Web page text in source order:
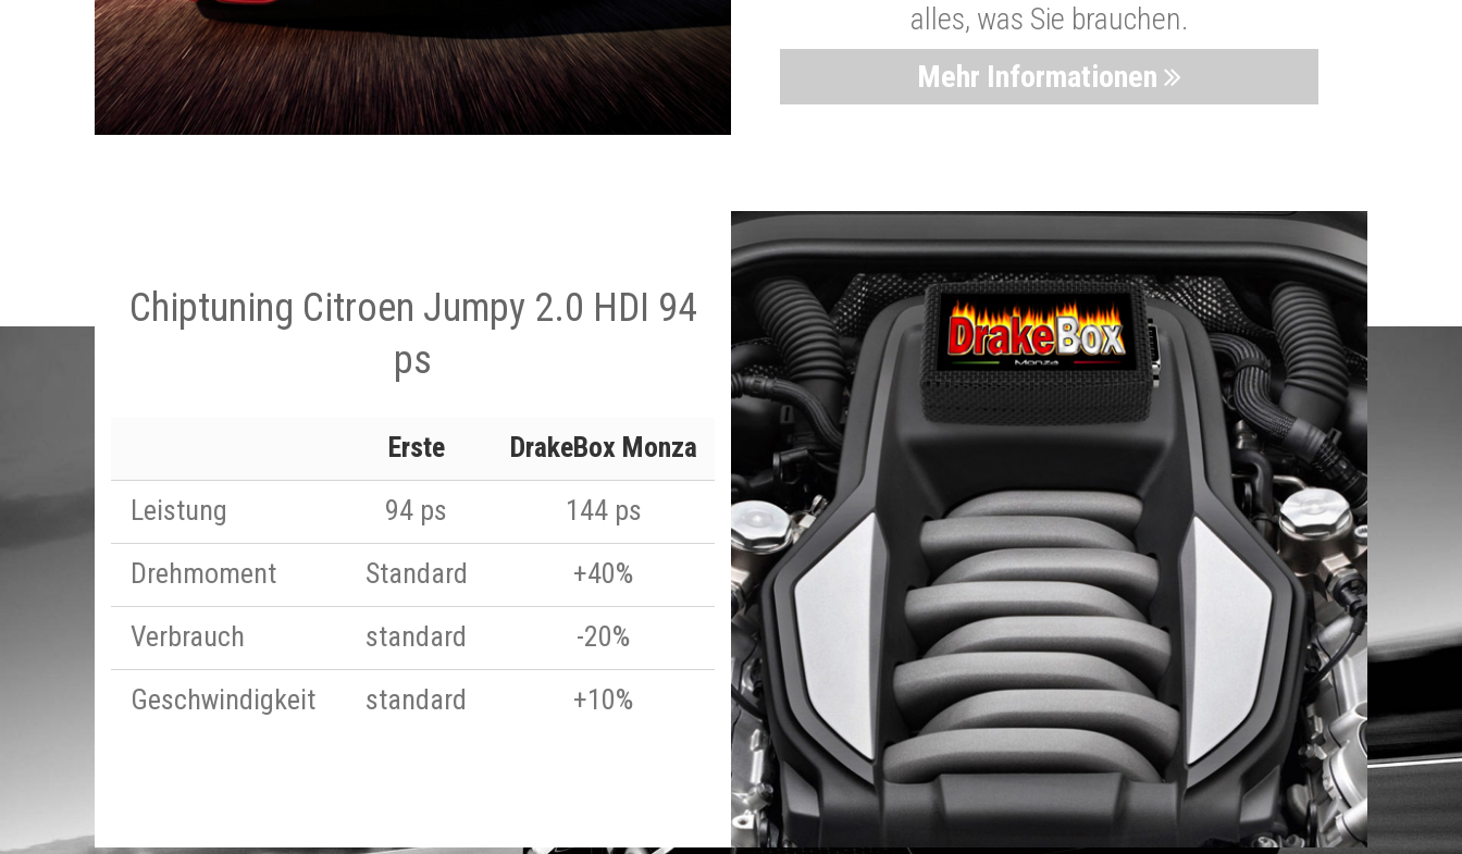
alles, was Sie brauchen.
Mehr Informationen
Chiptuning Citroen Jumpy 2.0 HDI 94
ps
Erste
DrakeBox Monza
Leistung
94 ps
144 ps
Drehmoment
Standard
+40%
Verbrauch
standard
-20%
Geschwindigkeit
standard +10%